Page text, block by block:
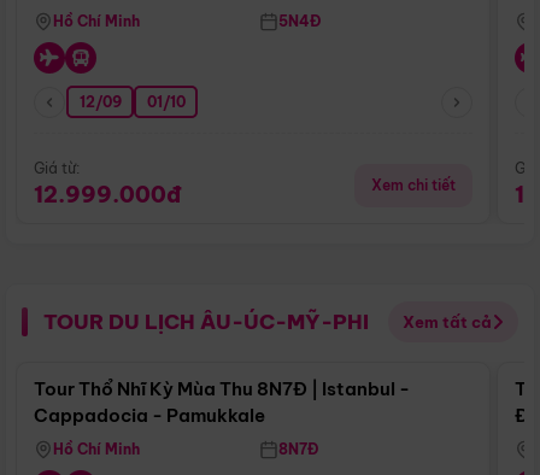
Hồ Chí Minh 5N4Đ
12/09 01/10
Giá từ:
12.999.000đ Xem chi tiết
TOUR DU LỊCH ÂU-ÚC-MỸ-PHI Xem tất cả
Điểm nổi bật
Tour Thổ Nhĩ Kỳ Mùa Thu 8N7Đ | Istanbul -
Cappadocia - Pamukkale
Hồ Chí Minh 8N7Đ